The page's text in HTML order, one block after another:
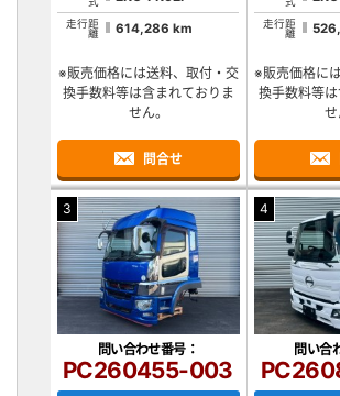
走行距
離
614,286 km
※販売価格には送料、取付・交
換手数料等は含まれておりま
せん。
問合せ
走行距
離
※販売価格に
換手数料等
せ
3
問い合わせ番号：
PC260455-003
4
問い合